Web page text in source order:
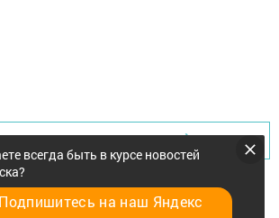
на страницу новости
всегда быть в курсе новостей
Подпишитесь на наш Яндекс